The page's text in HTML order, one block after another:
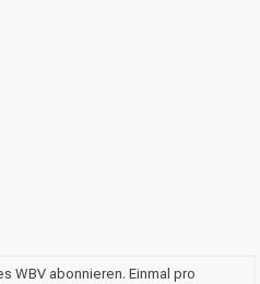
WBV abonnieren. Einmal pro